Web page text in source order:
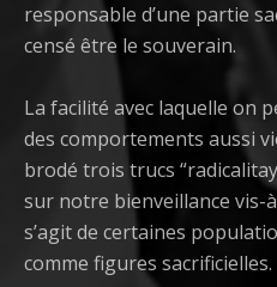
responsable d’une partie
censé être le souverain.
La facilité avec laquelle on
des comportements aussi
brodé trois trucs
sur notre bienveillance vis-
s’agit de certaines
comme figures sacrificielles.